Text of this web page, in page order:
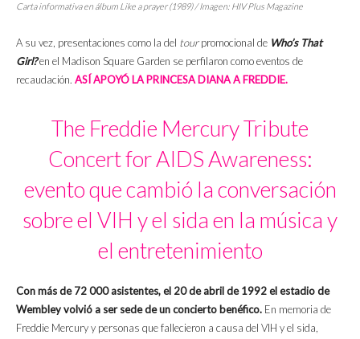
Carta informativa en álbum Like a prayer(1989) / Imagen: HIV Plus Magazine
A su vez, presentaciones como la del tourpromocional de Who’s That
Girl?en el Madison Square Garden se perfilaron como eventos de
recaudación. ASÍ APOYÓ LA PRINCESA DIANA A FREDDIE.
The Freddie Mercury Tribute
Concert for AIDS Awareness:
evento que cambió la conversación
sobre el VIH y el sida en la música y
el entretenimiento
Con más de 72 000 asistentes, el 20 de abril de 1992 el estadio de
Wembley volvió a ser sede de un concierto benéfico. En memoria de
Freddie Mercury y personas que fallecieron a causa del VIH y el sida,